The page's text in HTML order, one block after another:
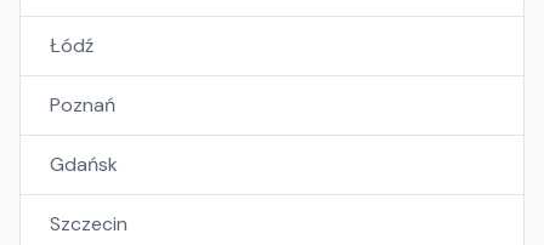
Łódź
Poznań
Gdańsk
Szczecin